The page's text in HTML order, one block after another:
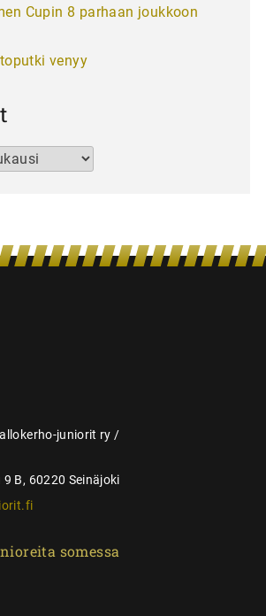
Cupin 8 parhaan joukkoon
venyy
juniorit ry /
B, 60220 Seinäjoki
somessa